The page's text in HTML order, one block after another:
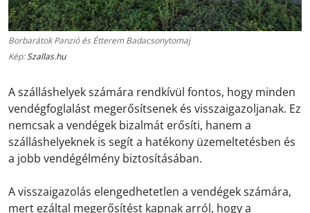
Borbarátok Panzió és Étterem Badacsonytomaj
Kép:Szallas.hu
A szálláshelyek számára rendkívül fontos, hogy minden
vendégfoglalást megerősítsenek és visszaigazoljanak. Ez
nemcsak a vendégek bizalmát erősíti, hanem a
szálláshelyeknek is segít a hatékony üzemeltetésben és
a jobb vendégélmény biztosításában.
A visszaigazolás elengedhetetlen a vendégek számára,
mert ezáltal megerősítést kapnak arról, hogy a